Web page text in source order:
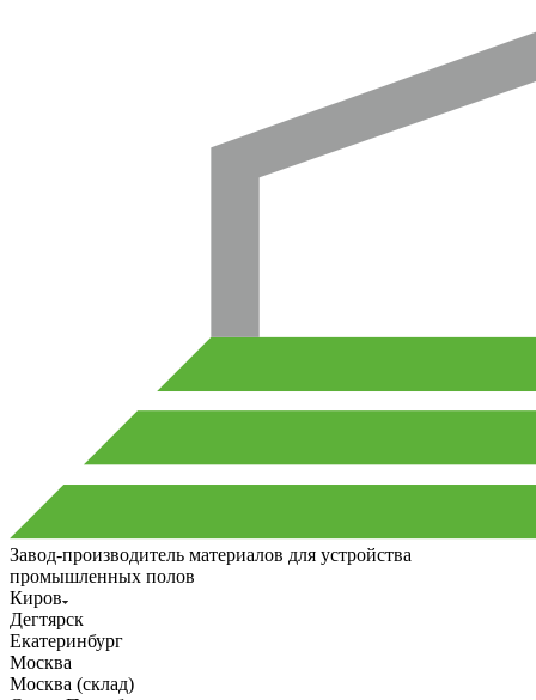
Завод-производитель материалов для устройства
промышленных полов
Киров
Дегтярск
Екатеринбург
Москва
Москва (склад)